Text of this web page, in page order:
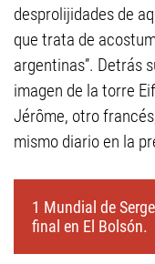
desprolijidades de
que trata de
argentinas”. Detrás
imagen de la torre
Jérôme, otro
mismo diario en la
1 Mundial de
final en El Bolsón.